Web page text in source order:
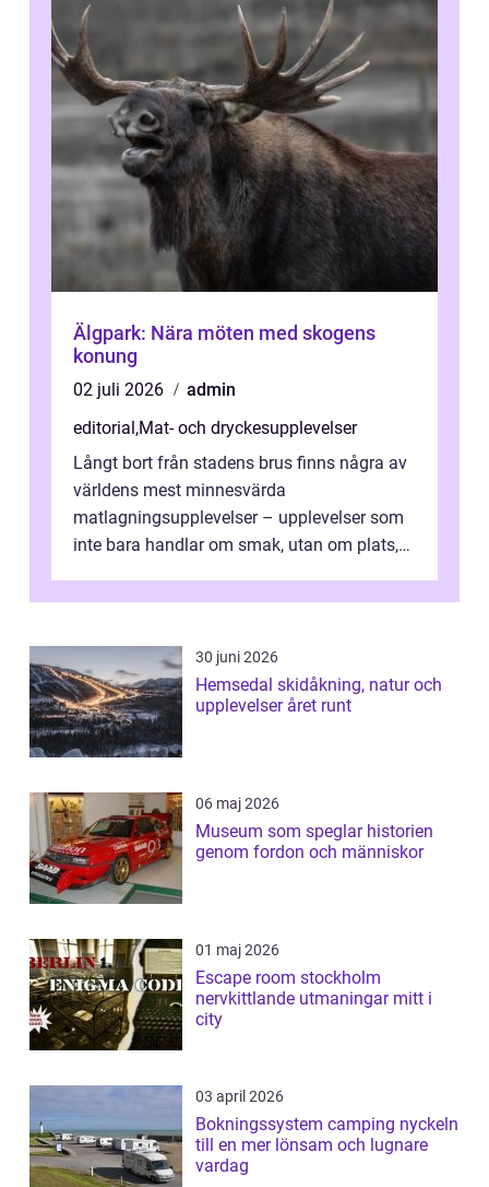
Älgpark: Nära möten med skogens
konung
02 juli 2026
admin
editorial,Mat- och dryckesupplevelser
Långt bort från stadens brus finns några av
världens mest minnesvärda
matlagningsupplevelser – upplevelser som
inte bara handlar om smak, utan om plats,
30 juni 2026
Hemsedal skidåkning, natur och
upplevelser året runt
06 maj 2026
Museum som speglar historien
genom fordon och människor
01 maj 2026
Escape room stockholm
nervkittlande utmaningar mitt i
city
03 april 2026
Bokningssystem camping nyckeln
till en mer lönsam och lugnare
vardag